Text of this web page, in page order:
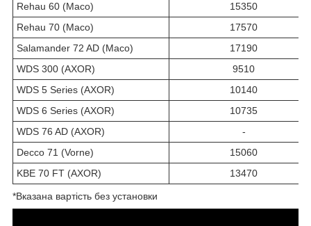
Rehau 60 (Maco)
15350
Rehau 70 (Maco)
17570
Salamander 72 AD (Maco)
17190
WDS 300 (AXOR)
9510
WDS 5 Series (AXOR)
10140
WDS 6 Series (AXOR)
10735
WDS 76 AD (AXOR)
-
Decco 71 (Vorne)
15060
KBE 70 FT (AXOR)
13470
*Вказана вартість без установки